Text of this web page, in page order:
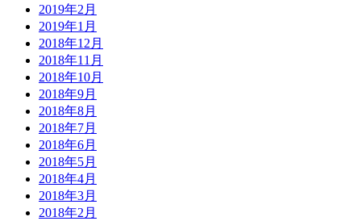
2019年2月
2019年1月
2018年12月
2018年11月
2018年10月
2018年9月
2018年8月
2018年7月
2018年6月
2018年5月
2018年4月
2018年3月
2018年2月